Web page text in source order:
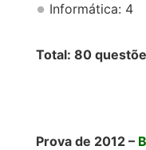
Informática: 4
Total: 80
Prova de 2012 –